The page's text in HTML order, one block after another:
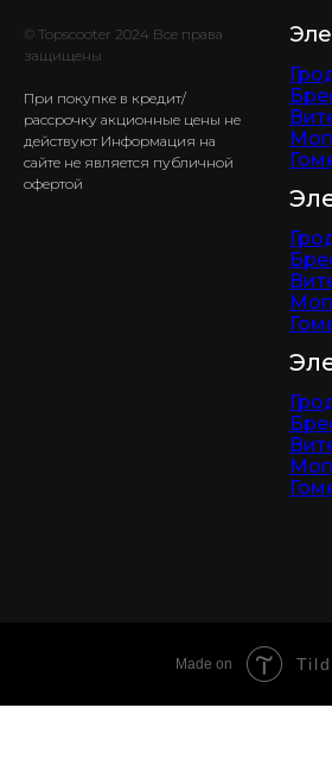
© Topscooter 2024 Все права
защищены
При покупке в кредит/
рассрочку акционные цены не
действуют Информация на
сайте не является публичной
офертой
Made on